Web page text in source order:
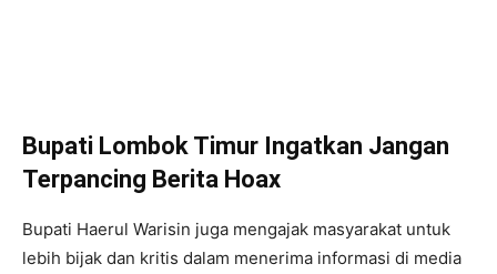
Bupati Lombok Timur Ingatkan Jangan
Terpancing Berita Hoax
Bupati Haerul Warisin juga mengajak masyarakat untuk
lebih bijak dan kritis dalam menerima informasi di media